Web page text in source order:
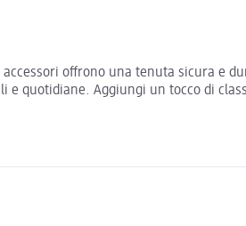
offrono una tenuta sicura e
quotidiane. Aggiungi un tocco di